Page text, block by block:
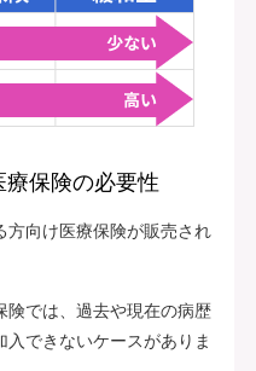
保険の必要性
方向け医療保険が販売され
険では、過去や現在の病歴
できないケースがありま